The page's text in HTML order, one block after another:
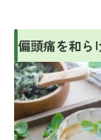
偏頭痛を和ら